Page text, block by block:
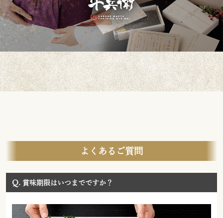
よくあるご質問
Q. 賞味期限はいつまでですか？